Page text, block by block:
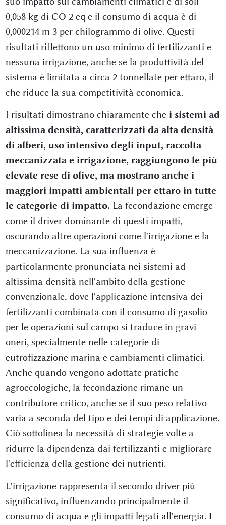
0,058 kg di CO 2 eq e il consumo di acqua è di
0,000214 m 3 per chilogrammo di olive. Questi
risultati riflettono un uso minimo di fertilizzanti e
nessuna irrigazione, anche se la produttività del
sistema è limitata a circa 2 tonnellate per ettaro, il
che riduce la sua competitività economica.
I risultati dimostrano chiaramente che i sistemi ad
altissima densità, caratterizzati da alta densità
di alberi, uso intensivo degli input, raccolta
meccanizzata e irrigazione, raggiungono le più
elevate rese di olive, ma mostrano anche i
maggiori impatti ambientali per ettaro in tutte
le categorie di impatto. La fecondazione emerge
come il driver dominante di questi impatti,
oscurando altre operazioni come l'irrigazione e la
meccanizzazione. La sua influenza è
particolarmente pronunciata nei sistemi ad
altissima densità nell'ambito della gestione
convenzionale, dove l'applicazione intensiva dei
fertilizzanti combinata con il consumo di gasolio
per le operazioni sul campo si traduce in gravi
oneri, specialmente nelle categorie di
eutrofizzazione marina e cambiamenti climatici.
Anche quando vengono adottate pratiche
agroecologiche, la fecondazione rimane un
contributore critico, anche se il suo peso relativo
varia a seconda del tipo e dei tempi di applicazione.
Ciò sottolinea la necessità di strategie volte a
ridurre la dipendenza dai fertilizzanti e migliorare
l'efficienza della gestione dei nutrienti.
L'irrigazione rappresenta il secondo driver più
significativo, influenzando principalmente il
consumo di acqua e gli impatti legati all'energia. I